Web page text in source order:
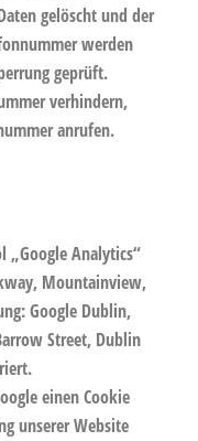
gelöscht und der
werden
geprüft.
verhindern,
anrufen.
„Google Analytics“
Mountainview,
Google Dublin,
Street, Dublin
einen Cookie
unserer Website